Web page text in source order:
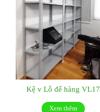
Kệ v Lỗ để hàng VL17
Xem thêm